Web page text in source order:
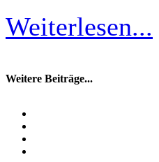
Weiterlesen...
Weitere Beiträge...